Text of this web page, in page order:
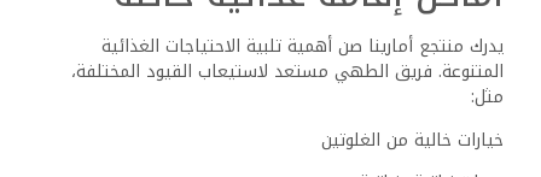
تحت إشراف موظفين مدربين، تعد السلامة أولوية، مما يسمح
للوالدين بالاسترخاء أثناء استكشاف أطفالهم. توفر الحديقة
المائية بيئة مثيرة وآمنة حيث يمكن للضيوف الاسترخاء
والاستمتاع، مما يجعلها من أبرز معالم المنتجع.
الترفيه العائلي